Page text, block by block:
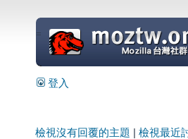
=
登入
檢視沒有回覆的主題 檢視最近